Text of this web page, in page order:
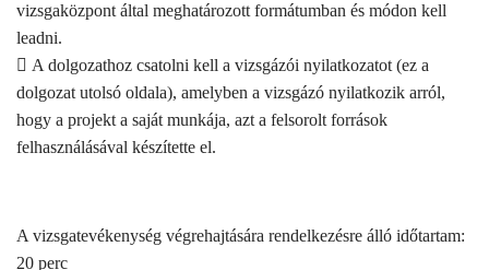
vizsgaközpont által meghatározott formátumban és módon kell
leadni.
 A dolgozathoz csatolni kell a vizsgázói nyilatkozatot (ez a
dolgozat utolsó oldala), amelyben a vizsgázó nyilatkozik arról,
hogy a projekt a saját munkája, azt a felsorolt források
felhasználásával készítette el.
A vizsgatevékenység végrehajtására rendelkezésre álló időtartam:
20 perc